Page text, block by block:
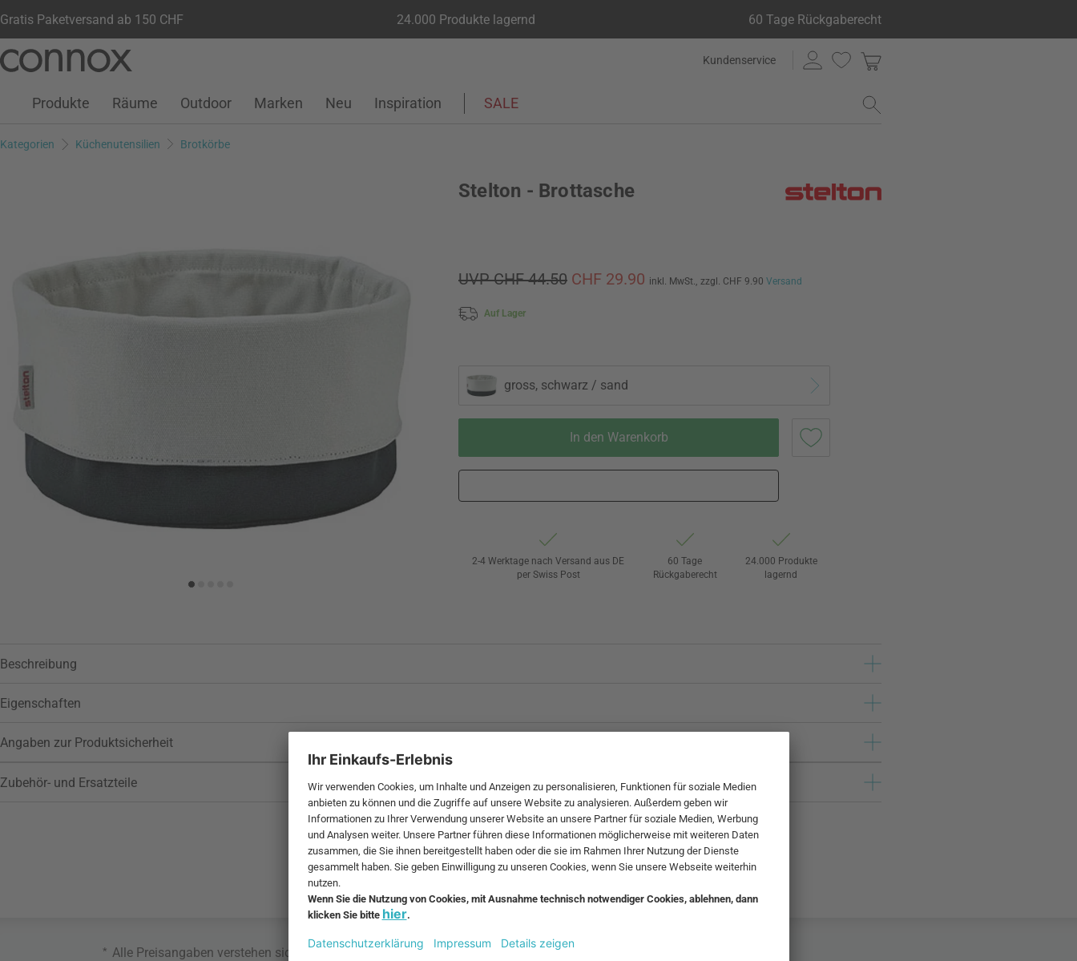
Gratis Paketversand ab 150 CHF 24.000 Produkte lagernd 60 Tage Rückgaberecht
Seiteninhalt
Suchfeld
Kundenservice
Kundenkonto
Wunschliste
Warenkorb
Produkte Räume Outdoor Marken Neu Inspiration SALE
Kategorien Küchenutensilien Brotkörbe
Stelton - Brottasche
UVP CHF 44.50 CHF 29.90 inkl. MwSt., zzgl. CHF 9.90 Versand
Auf Lager
gross, schwarz / sand
In den Warenkorb
Wunschliste hinzufügen
2-4 Werktage nach Versand aus DE
per Swiss Post
60 Tage
Rückgaberecht
24.000 Produkte
lagernd
Beschreibung
Eigenschaften
Angaben zur Produktsicherheit
Zubehör- und Ersatzteile
* Alle Preisangaben verstehen sich inklusive MwSt. und zzgl.Versandkosten.